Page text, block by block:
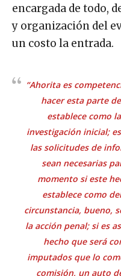
encargada de todo,
y organización del
un costo la entrada.
“Ahorita es
hacer esta parte
establece como
investigación inicial;
las solicitudes de
sean necesarias
momento si este
establece como
circunstancia, bueno,
la acción penal; si es
hecho que será
imputados que lo
comisión, un auto